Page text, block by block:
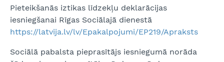
Pieteikšanās iztikas līdzekļu deklarācijas
iesniegšanai Rīgas Sociālajā dienestā
https://latvija.lv/lv/Epakalpojumi/EP219/Apraksts
Sociālā pabalsta pieprasītājs iesniegumā norāda